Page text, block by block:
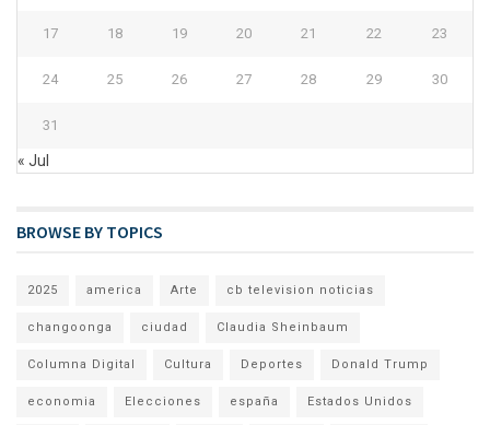
17 18 19 20 21 22 23
24 25 26 27 28 29 30
31
« Jul
BROWSE BY TOPICS
2025 america Arte cb television noticias
changoonga ciudad Claudia Sheinbaum
Columna Digital Cultura Deportes Donald Trump
economia Elecciones españa Estados Unidos